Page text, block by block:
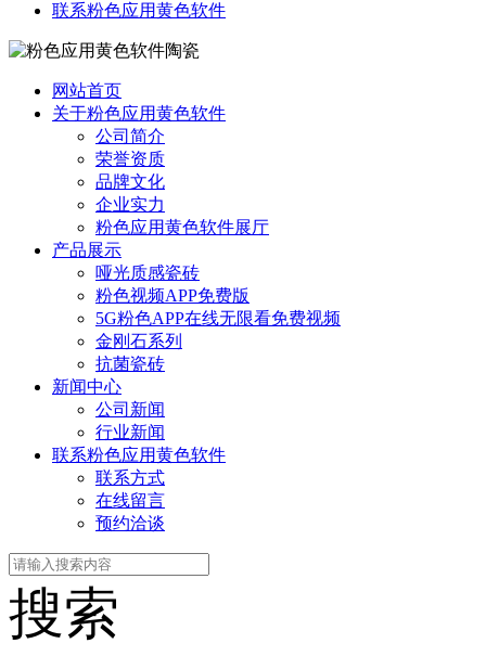
联系粉色应用黄色软件
网站首页
关于粉色应用黄色软件
公司简介
荣誉资质
品牌文化
企业实力
粉色应用黄色软件展厅
产品展示
哑光质感瓷砖
粉色视频APP免费版
5G粉色APP在线无限看免费视频
金刚石系列
抗菌瓷砖
新闻中心
公司新闻
行业新闻
联系粉色应用黄色软件
联系方式
在线留言
预约洽谈
搜索